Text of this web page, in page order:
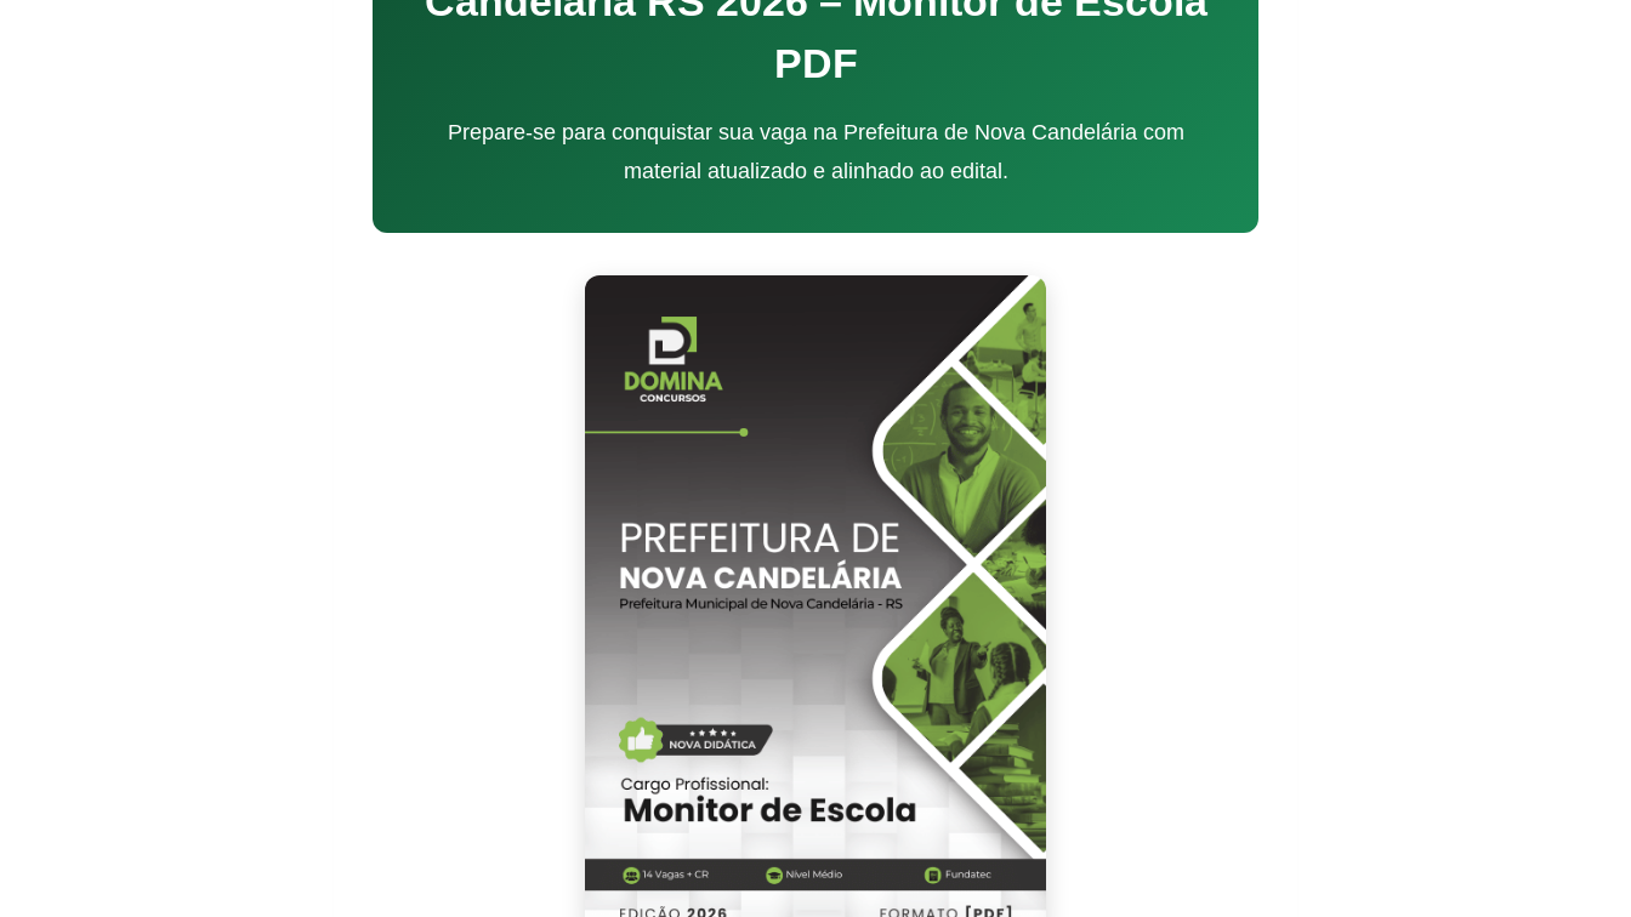
PDF
Prepare-se para conquistar sua vaga na Prefeitura de Nova Candelária com
material atualizado e alinhado ao edital.